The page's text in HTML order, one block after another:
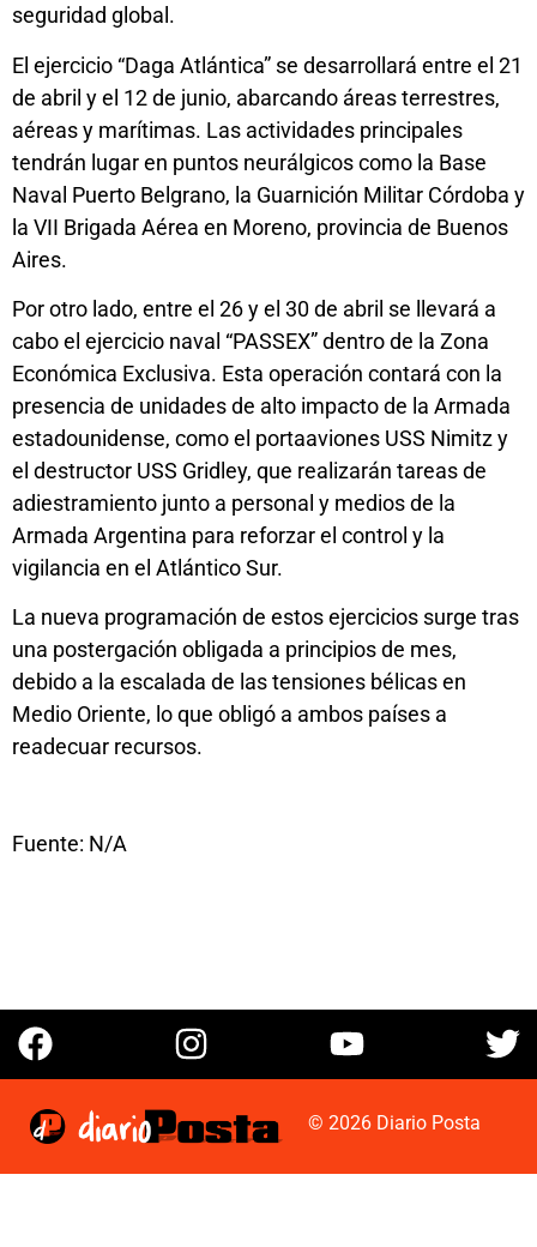
seguridad global.
El ejercicio “Daga Atlántica” se desarrollará entre el 21
de abril y el 12 de junio, abarcando áreas terrestres,
aéreas y marítimas. Las actividades principales
tendrán lugar en puntos neurálgicos como la Base
Naval Puerto Belgrano, la Guarnición Militar Córdoba y
la VII Brigada Aérea en Moreno, provincia de Buenos
Aires.
Por otro lado, entre el 26 y el 30 de abril se llevará a
cabo el ejercicio naval “PASSEX” dentro de la Zona
Económica Exclusiva. Esta operación contará con la
presencia de unidades de alto impacto de la Armada
estadounidense, como el portaaviones USS Nimitz y
el destructor USS Gridley, que realizarán tareas de
adiestramiento junto a personal y medios de la
Armada Argentina para reforzar el control y la
vigilancia en el Atlántico Sur.
La nueva programación de estos ejercicios surge tras
una postergación obligada a principios de mes,
debido a la escalada de las tensiones bélicas en
Medio Oriente, lo que obligó a ambos países a
readecuar recursos.
Fuente: N/A
© 2026 Diario Posta